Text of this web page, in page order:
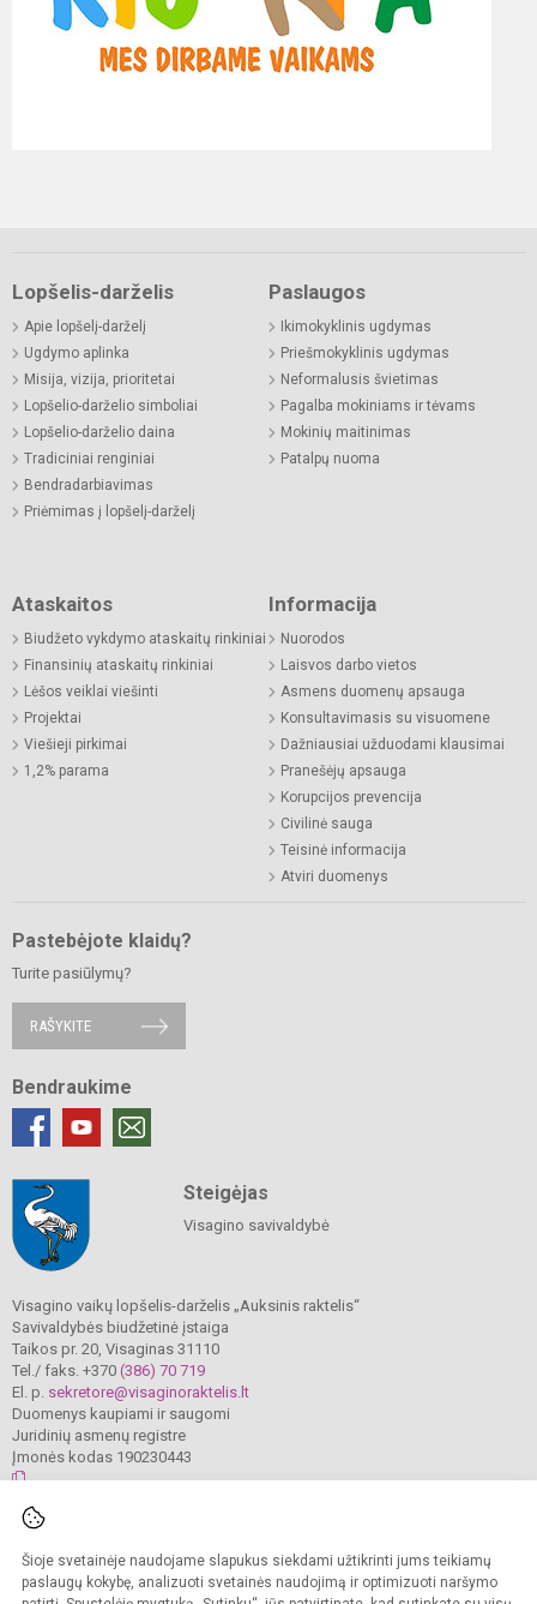
Šioje svetainėje naudojame slapukus siekdami užtikrinti jums teikiamų
paslaugų kokybę, analizuoti svetainės naudojimą ir optimizuoti naršymo
Lopšelis-darželis
Apie lopšelį-darželį
Ugdymo aplinka
Misija, vizija, prioritetai
Lopšelio-darželio simboliai
Lopšelio-darželio daina
Tradiciniai renginiai
Bendradarbiavimas
Priėmimas į lopšelį-darželį
Paslaugos
Ikimokyklinis ugdymas
Priešmokyklinis ugdymas
Neformalusis švietimas
Pagalba mokiniams ir tėvams
Mokinių maitinimas
Patalpų nuoma
Ataskaitos
Biudžeto vykdymo ataskaitų rinkiniai
Finansinių ataskaitų rinkiniai
Lėšos veiklai viešinti
Projektai
Viešieji pirkimai
1,2% parama
Informacija
Nuorodos
Laisvos darbo vietos
Asmens duomenų apsauga
Konsultavimasis su visuomene
Dažniausiai užduodami klausimai
Pranešėjų apsauga
Korupcijos prevencija
Civilinė sauga
Teisinė informacija
Atviri duomenys
Pastebėjote klaidų?
Turite pasiūlymų?
RAŠYKITE
Bendraukime
Steigėjas
Visagino savivaldybė
Visagino vaikų lopšelis-darželis „Auksinis raktelis“
Savivaldybės biudžetinė įstaiga
Taikos pr. 20, Visaginas 31110
Tel./ faks. +370 (386) 70 719
El. p. sekretore@visaginoraktelis.lt
Duomenys kaupiami ir saugomi
Juridinių asmenų registre
Įmonės kodas 190230443
saugomos.
Kopijuoti turinį be raštiško įstaigos administracijos sutikimo griežtai draudžiama.